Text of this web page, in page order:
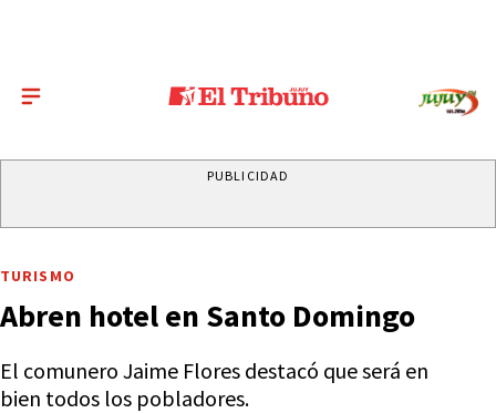
PUBLICIDAD
TURISMO
Abren hotel en Santo Domingo
El comunero Jaime Flores destacó que será en
bien todos los pobladores.